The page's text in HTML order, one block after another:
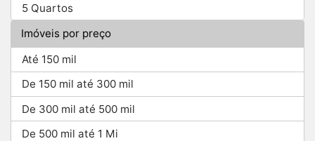
5 Quartos
Imóveis por preço
Até 150 mil
De 150 mil até 300 mil
De 300 mil até 500 mil
De 500 mil até 1 Mi